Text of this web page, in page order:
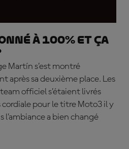
à 100% et ça
Martín s’est montré
après sa deuxième place. Les
officiel s’étaient livrés
pour le titre Moto3 il y
l’ambiance a bien changé